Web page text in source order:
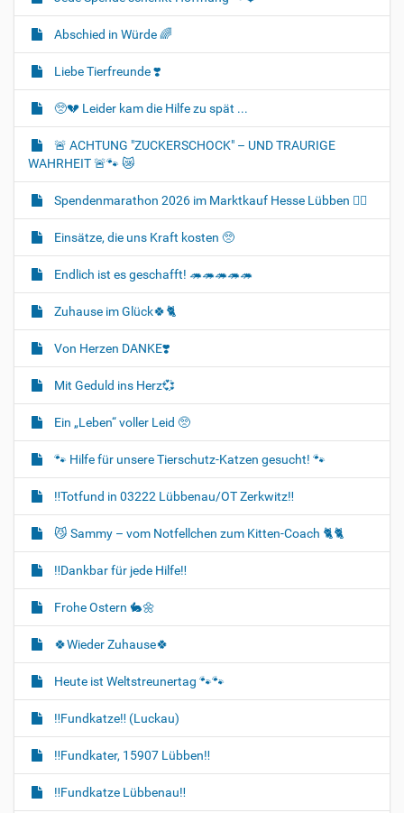
Abschied in Würde 🌈
Liebe Tierfreunde ❣️
🥺💔 Leider kam die Hilfe zu spät ...
🚨 ACHTUNG "ZUCKERSCHOCK" – UND TRAURIGE
WAHRHEIT 🚨🐾 😿
Spendenmarathon 2026 im Marktkauf Hesse Lübben 👍🏻
Einsätze, die uns Kraft kosten 🥺
Endlich ist es geschafft! 🦔🦔🦔🦔🦔
Zuhause im Glück🍀🐈‍
Von Herzen DANKE❣️
Mit Geduld ins Herz💞
Ein „Leben“ voller Leid 🥺
🐾 Hilfe für unsere Tierschutz-Katzen gesucht! 🐾
‼️Totfund in 03222 Lübbenau/OT Zerkwitz‼️
😼 Sammy – vom Notfellchen zum Kitten-Coach 🐈🐈‍
‼️Dankbar für jede Hilfe‼️
Frohe Ostern 🐇🌼
🍀Wieder Zuhause🍀
Heute ist Weltstreunertag 🐾🐾
‼️Fundkatze‼️ (Luckau)
‼️Fundkater, 15907 Lübben‼️
‼️Fundkatze Lübbenau‼️